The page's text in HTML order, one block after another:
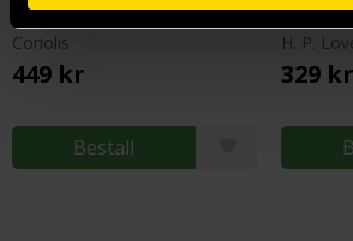
Coriolis: The Great Dark Core Rulebook
Coriolis
449 kr
Beställ
H. P.
329 kr